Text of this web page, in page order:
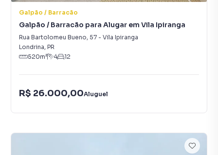
Galpão / Barracão
Galpão / Barracão para Alugar em Vila Ipiranga
Rua Bartolomeu Bueno, 57 - Vila Ipiranga
Londrina, PR
520m² 4 12
R$ 26.000,00Aluguel